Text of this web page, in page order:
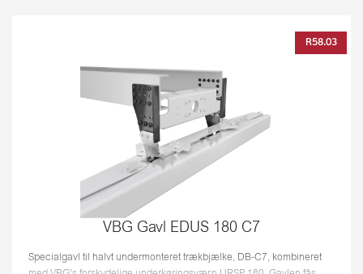
R58.03
VBG Gavl EDUS 180 C7
Specialgavl til halvt undermonteret trækbjælke, DB-C7, kombineret